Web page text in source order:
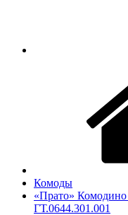
Комоды
«Прато»
ГТ.0644.301.001